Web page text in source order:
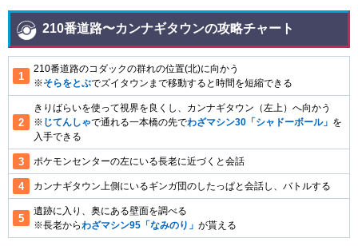
210番道路〜カンナギタウンの攻略チャート
210番道路のコダックの群れの位置(北)に向かう
※そらをとぶでズイタウンまで移動すると時間を短縮できる
きりばらいを使って視界を良くし、カンナギタウン（左上）へ向かう
※ じてんしゃで通れる一本橋の先でわざマシン30「シャドーボール」 を
入手できる
ポケモンセンターの左にいる長老に近づくと会話
カンナギタウン上側にいるギンガ団のしたっぱと会話し、バトルする
遺跡に入り、奥にある壁面を調べる
※長老からわざマシン95「なみのり」 が貰える